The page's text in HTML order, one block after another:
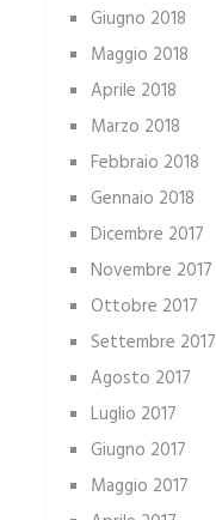
Giugno 2018
Maggio 2018
Aprile 2018
Marzo 2018
Febbraio 2018
Gennaio 2018
Dicembre 2017
Novembre 2017
Ottobre 2017
Settembre 2017
Agosto 2017
Luglio 2017
Giugno 2017
Maggio 2017